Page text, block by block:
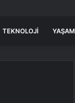
TEKNOLOJI YAŞAM